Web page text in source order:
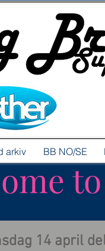
arkiv BB NO/SE
14 april